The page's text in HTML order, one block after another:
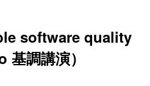
software quality
基調講演）